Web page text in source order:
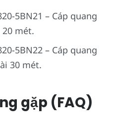
5BN21 – Cáp quang
mét.
5BN22 – Cáp quang
30 mét.
gặp (FAQ)